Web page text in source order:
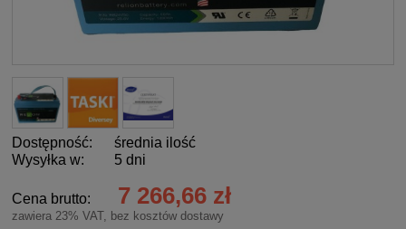
Dostępność:
średnia ilość
Wysyłka w:
5 dni
Cena brutto: 7 266,66 zł
zawiera 23% VAT, bez kosztów dostawy